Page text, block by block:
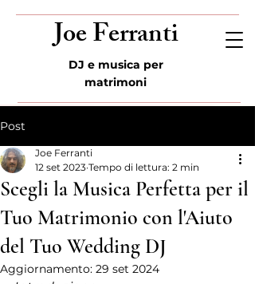
Joe Ferranti
DJ e musica per
matrimoni
Post
Scegli la Musica Perfetta per il
Tuo Matrimonio con l'Aiuto
del Tuo Wedding DJ
Joe Ferranti
12 set 2023 Tempo di lettura: 2 min
Aggiornamento: 29 set 2024